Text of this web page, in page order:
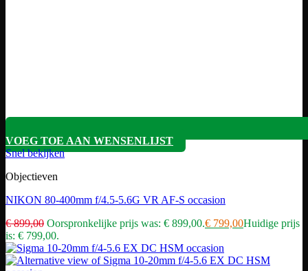
VOEG TOE AAN WENSENLIJST
Snel bekijken
Objectieven
NIKON 80-400mm f/4.5-5.6G VR AF-S occasion
€899,00 Oorspronkelijke prijs was: € 899,00.€ 799,00Huidige prijs
is: € 799,00.